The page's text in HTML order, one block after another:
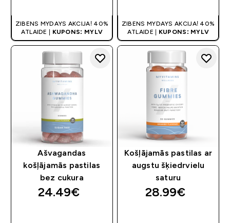
ZIBENS MYDAYS AKCIJA! 40%
ATLAIDE |
KUPONS: MYLV
ZIBENS MYDAYS AKCIJA! 40%
ATLAIDE | KUPONS: MYLV
Ašvagandas
košļājamās pastilas
bez cukura
24.49€‎
Košļājamās pastilas ar
augstu šķiedrvielu
saturu
28.99€‎